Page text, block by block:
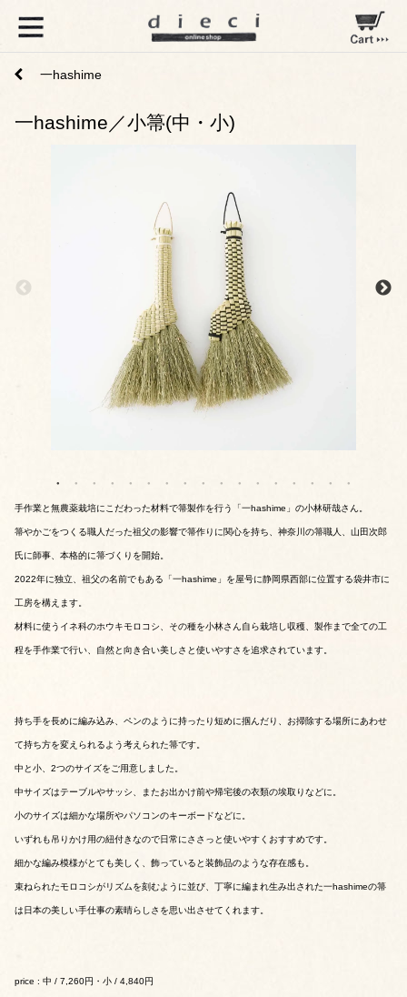
一hashime
一hashime／小箒(中・小)
手作業と無農薬栽培にこだわった材料で箒製作を行う「一hashime」の小林研哉さん。
箒やかごをつくる職人だった祖父の影響で箒作りに関心を持ち、神奈川の箒職人、山田次郎
氏に師事、本格的に箒づくりを開始。
2022年に独立、祖父の名前でもある「一hashime」を屋号に静岡県西部に位置する袋井市に
工房を構えます。
材料に使うイネ科のホウキモロコシ、その種を小林さん自ら栽培し収穫、製作まで全ての工
程を手作業で行い、自然と向き合い美しさと使いやすさを追求されています。
持ち手を長めに編み込み、ペンのように持ったり短めに掴んだり、お掃除する場所にあわせ
て持ち方を変えられるよう考えられた箒です。
中と小、2つのサイズをご用意しました。
中サイズはテーブルやサッシ、またお出かけ前や帰宅後の衣類の埃取りなどに。
小のサイズは細かな場所やパソコンのキーボードなどに。
いずれも吊りかけ用の紐付きなので日常にささっと使いやすくおすすめです。
細かな編み模様がとても美しく、飾っていると装飾品のような存在感も。
束ねられたモロコシがリズムを刻むように並び、丁寧に編まれ生み出された一hashimeの箒
は日本の美しい手仕事の素晴らしさを思い出させてくれます。
price : 中 / 7,260円・小 / 4,840円